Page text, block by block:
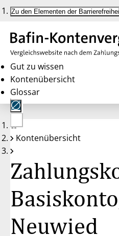
Zu den Elementen der
Gut zu wissen
Kontenübersicht
Glossar
Keine
Konten
Kontenübersicht
Neuwied